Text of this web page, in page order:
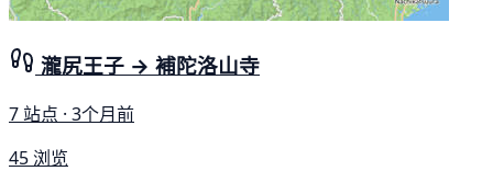
瀧尻王子 → 補陀洛山寺
7 站点 · 3个月前
45 浏览